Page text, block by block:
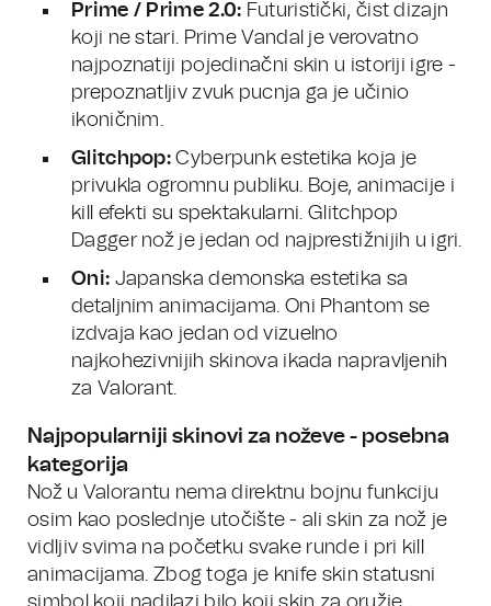
Prime / Prime 2.0: Futuristički, čist dizajn
koji ne stari. Prime Vandal je verovatno
najpoznatiji pojedinačni skin u istoriji igre -
prepoznatljiv zvuk pucnja ga je učinio
ikoničnim.
Glitchpop: Cyberpunk estetika koja je
privukla ogromnu publiku. Boje, animacije i
kill efekti su spektakularni. Glitchpop
Dagger nož je jedan od najprestižnijih u igri.
Oni: Japanska demonska estetika sa
detaljnim animacijama. Oni Phantom se
izdvaja kao jedan od vizuelno
najkohezivnijih skinova ikada napravljenih
za Valorant.
Najpopularniji skinovi za noževe - posebna
kategorija
Nož u Valorantu nema direktnu bojnu funkciju
osim kao poslednje utočište - ali skin za nož je
vidljiv svima na početku svake runde i pri kill
animacijama. Zbog toga je knife skin statusni